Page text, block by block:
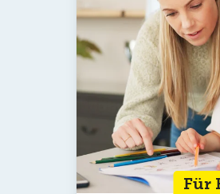
Für